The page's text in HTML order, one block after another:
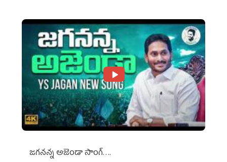
జగనన్న అజెండా సాంగ్….